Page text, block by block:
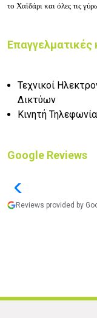
το Χαϊδάρι και όλες τις
Επαγγελματικές
Τεχνικοί
Δικτύων
Κινητή
Google Reviews
Reviews provided by